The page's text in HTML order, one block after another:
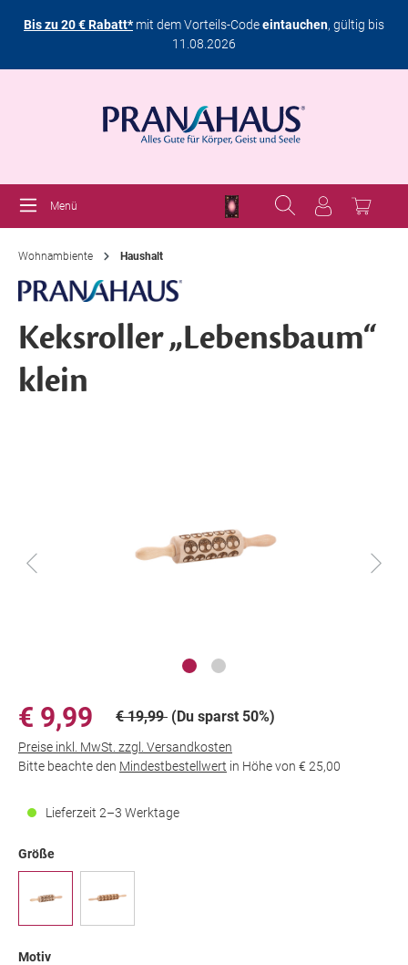
Bis zu 20 € Rabatt*mit dem Vorteils-Codeeintauchen, gültig bis
11.08.2026
Menü
Wohnambiente Haushalt
Keksroller „Lebensbaum“
klein
€ 9,99 € 19,99 (Du sparst 50%)
Preise inkl. MwSt. zzgl. Versandkosten
Bitte beachte den Mindestbestellwert in Höhe von € 25,00
Lieferzeit 2–3 Werktage
Größe
Motiv